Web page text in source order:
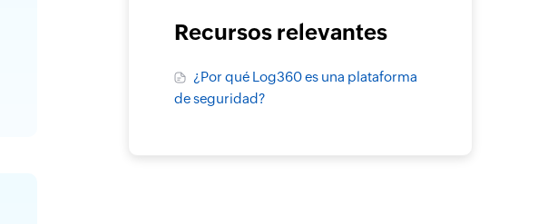
Recursos relevantes
¿Por qué Log360 es una plataforma
de seguridad?